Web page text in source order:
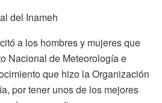
del Inameh
a los hombres y mujeres que
Nacional de Meteorología e
que hizo la Organización
por tener unos de los mejores